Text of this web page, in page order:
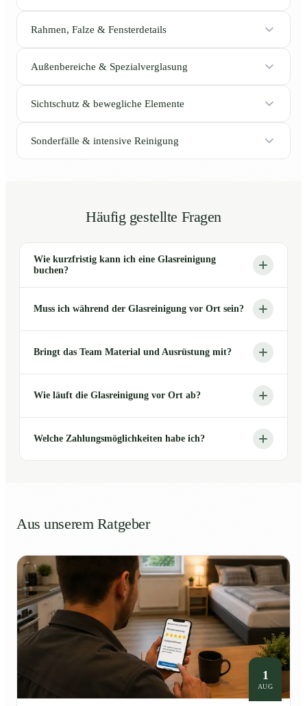
Rahmen, Falze & Fensterdetails
Außenbereiche & Spezialverglasung
Sichtschutz & bewegliche Elemente
Sonderfälle & intensive Reinigung
Häufig gestellte Fragen
Wie kurzfristig kann ich eine Glasreinigung
buchen?
Muss ich während der Glasreinigung vor Ort sein?
Bringt das Team Material und Ausrüstung mit?
Wie läuft die Glasreinigung vor Ort ab?
Welche Zahlungsmöglichkeiten habe ich?
Aus unserem Ratgeber
1
AUG